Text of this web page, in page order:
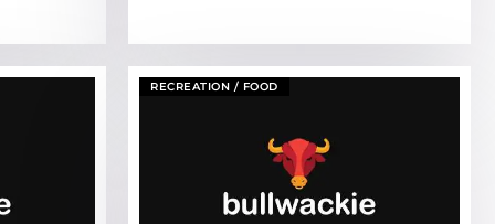
RECREATION / FOOD